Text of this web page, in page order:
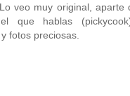
veo muy original, aparte
que hablas
fotos preciosas.